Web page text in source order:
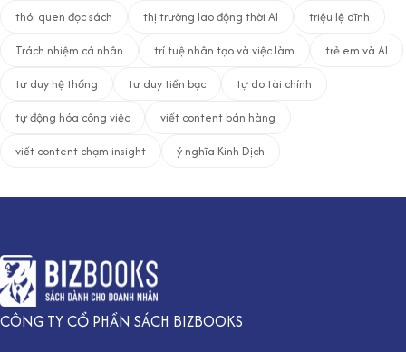
thói quen đọc sách
thị trường lao động thời AI
triệu lệ dĩnh
Trách nhiệm cá nhân
trí tuệ nhân tạo và việc làm
trẻ em và AI
tư duy hệ thống
tư duy tiền bạc
tự do tài chính
tự động hóa công việc
viết content bán hàng
viết content chạm insight
ý nghĩa Kinh Dịch
CÔNG TY CỔ PHẦN SÁCH BIZBOOKS